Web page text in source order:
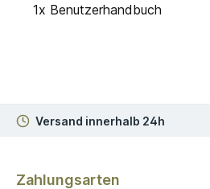
1x Benutzerhandbuch
Versand innerhalb 24h
Zahlungsarten